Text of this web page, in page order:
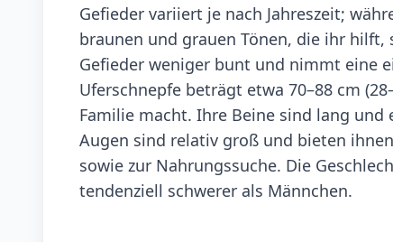
Gefieder variiert je nach Jahreszeit;
braunen und grauen Tönen, die ihr
Gefieder weniger bunt und nimmt eine
Uferschnepfe beträgt etwa 70–88 cm
Familie macht. Ihre Beine sind lang
Augen sind relativ groß und bieten
sowie zur Nahrungssuche. Die
tendenziell schwerer als Männchen.